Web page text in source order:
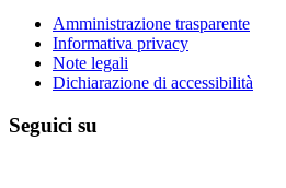
Amministrazione trasparente
Informativa privacy
Note legali
Dichiarazione di accessibilità
Seguici su